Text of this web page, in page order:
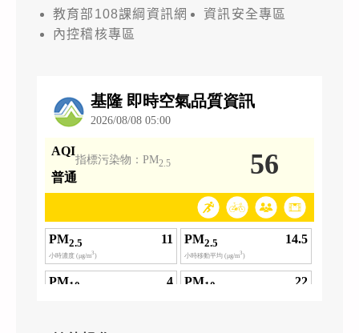
教育部108課綱資訊網
資訊安全專區
內控稽核專區